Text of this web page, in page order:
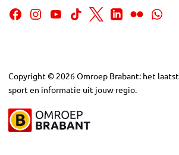
Copyright © 2026Omroep Brabant: het
sport en informatie uit jouw regio.